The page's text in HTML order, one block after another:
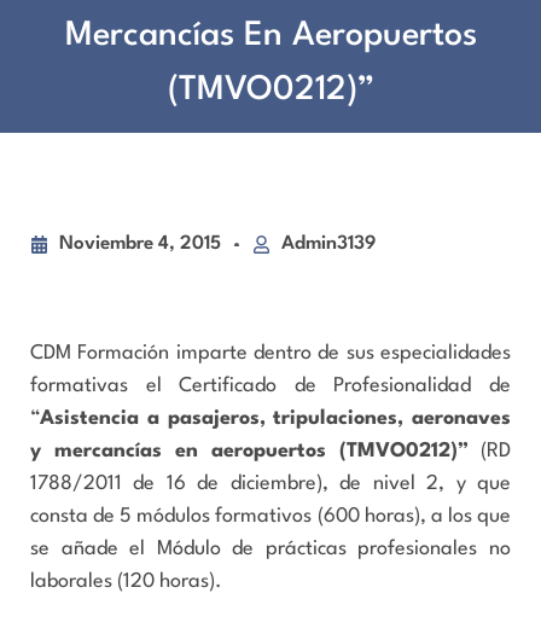
Mercancías En Aeropuertos
(TMVO0212)”
Noviembre 4, 2015 Admin3139
CDM Formación imparte dentro de sus especialidades
formativas el Certificado de Profesionalidad de
“Asistencia a pasajeros, tripulaciones, aeronaves
y mercancías en aeropuertos (TMVO0212)” (RD
1788/2011 de 16 de diciembre), de nivel 2, y que
consta de 5 módulos formativos (600 horas), a los que
se añade el Módulo de prácticas profesionales no
laborales (120 horas).